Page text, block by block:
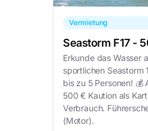
Vermietung
Seastorm F17 -
Erkunde das Wasser
sportlichen Seastorm
bis zu 5 Personen! 💰
500 € Kaution als
Verbrauch.
(Motor).